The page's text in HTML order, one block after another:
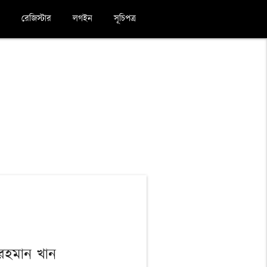
সূচিপত্র
লগইন
রেজিস্টার
খান